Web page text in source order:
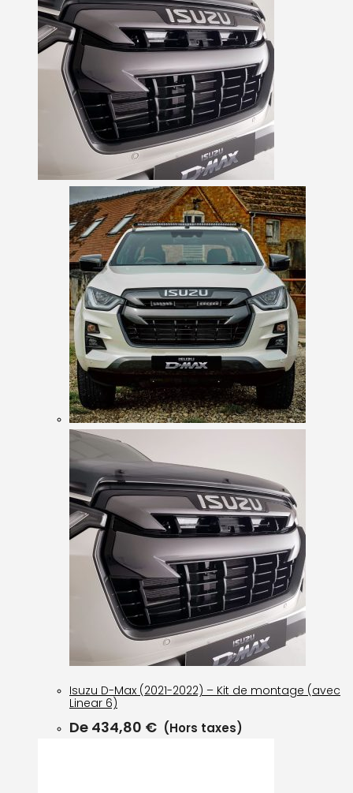
Isuzu D-Max (2021-2022) – Kit de montage (avec
Linear 6)
De 434,80 € (Hors taxes)